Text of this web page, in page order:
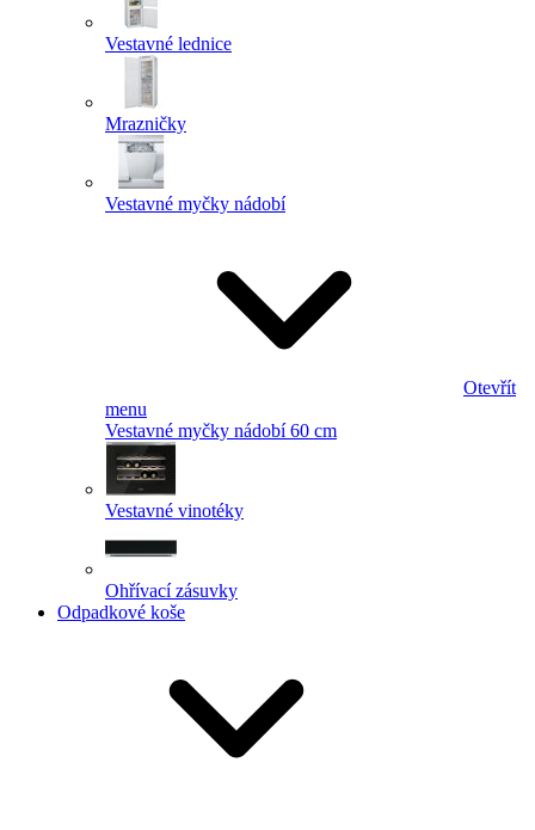
Vestavné lednice
Mrazničky
Vestavné myčky nádobí
Otevřít
menu
Vestavné myčky nádobí 60 cm
Vestavné vinotéky
Ohřívací zásuvky
Odpadkové koše